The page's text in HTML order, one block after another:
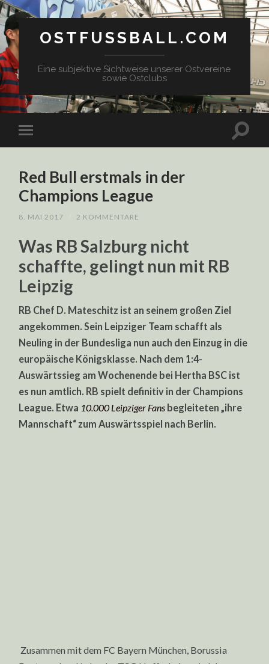
OSTFUSSBALL.COM
Eine subjektive Sichtweise unserer Ostvereine
sowie Ostclubs
Red Bull erstmals in der
Champions League
8. MAI 2017 2 KOMMENTARE
Was RB Salzburg nicht
schaffte, gelingt nun mit RB
Leipzig
RB Chef D. Mateschitz ist an seinem großen Ziel
angekommen. Sein Leipziger Team schafft als
Neuling in der Bundesliga nun auch den Einzug in die
europäische Königsklasse. Nach dem 1:4-
Auswärtssieg am Wochenende bei Hertha BSC ist
es nun amtlich. RB spielt definitiv in der Champions
League. Etwa 10.000 Leipziger Fans begleiteten „ihre
Mannschaft“ zum Auswärtsspiel nach Berlin.
Zusammen mit dem FC Bayern München, Borussia